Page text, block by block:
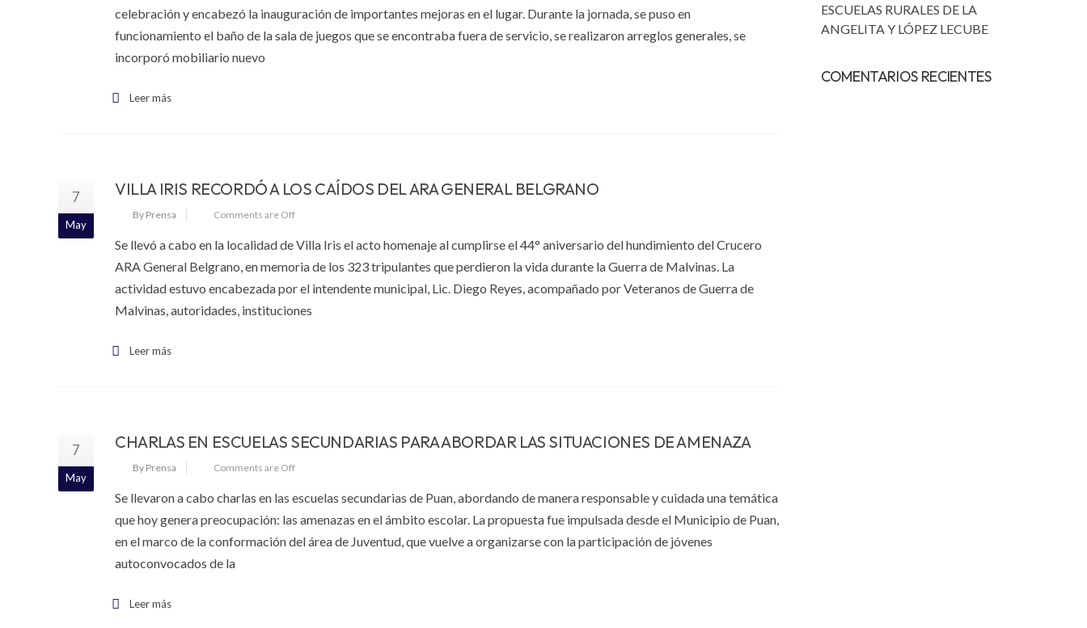
celebración y encabezó la inauguración de importantes mejoras en el lugar. Durante la jornada, se puso en
funcionamiento el baño de la sala de juegos que se encontraba fuera de servicio, se realizaron arreglos generales, se
incorporó mobiliario nuevo
Leer más
7
May
VILLA IRIS RECORDÓ A LOS CAÍDOS DEL ARA GENERAL BELGRANO
By Prensa Comments are Off
Se llevó a cabo en la localidad de Villa Iris el acto homenaje al cumplirse el 44° aniversario del hundimiento del Crucero
ARA General Belgrano, en memoria de los 323 tripulantes que perdieron la vida durante la Guerra de Malvinas. La
actividad estuvo encabezada por el intendente municipal, Lic. Diego Reyes, acompañado por Veteranos de Guerra de
Malvinas, autoridades, instituciones
Leer más
7
May
CHARLAS EN ESCUELAS SECUNDARIAS PARA ABORDAR LAS SITUACIONES DE AMENAZA
By Prensa Comments are Off
Se llevaron a cabo charlas en las escuelas secundarias de Puan, abordando de manera responsable y cuidada una temática
que hoy genera preocupación: las amenazas en el ámbito escolar. La propuesta fue impulsada desde el Municipio de Puan,
en el marco de la conformación del área de Juventud, que vuelve a organizarse con la participación de jóvenes
autoconvocados de la
Leer más
ESCUELAS RURALES DE LA
ANGELITA Y LÓPEZ LECUBE
COMENTARIOS RECIENTES